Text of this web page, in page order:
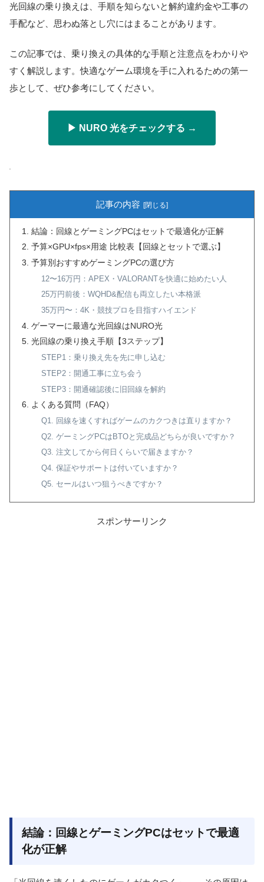
光回線の乗り換えは、手順を知らないと解約違約金や工事の
手配など、思わぬ落とし穴にはまることがあります。
この記事では、乗り換えの具体的な手順と注意点をわかりや
すく解説します。快適なゲーム環境を手に入れるための第一
歩として、ぜひ参考にしてください。
▶ NURO 光をチェックする →
記事の内容
結論：回線とゲーミングPCはセットで最適化が正解
予算×GPU×fps×用途 比較表【回線とセットで選ぶ】
予算別おすすめゲーミングPCの選び方
12〜16万円：APEX・VALORANTを快適に始めたい人
25万円前後：WQHD&配信も両立したい本格派
35万円〜：4K・競技プロを目指すハイエンド
ゲーマーに最適な光回線はNURO光
光回線の乗り換え手順【3ステップ】
STEP1：乗り換え先を先に申し込む
STEP2：開通工事に立ち会う
STEP3：開通確認後に旧回線を解約
よくある質問（FAQ）
Q1. 回線を速くすればゲームのカクつきは直りますか？
Q2. ゲーミングPCはBTOと完成品どちらが良いですか？
Q3. 注文してから何日くらいで届きますか？
Q4. 保証やサポートは付いていますか？
Q5. セールはいつ狙うべきですか？
スポンサーリンク
結論：回線とゲーミングPCはセットで最適
化が正解